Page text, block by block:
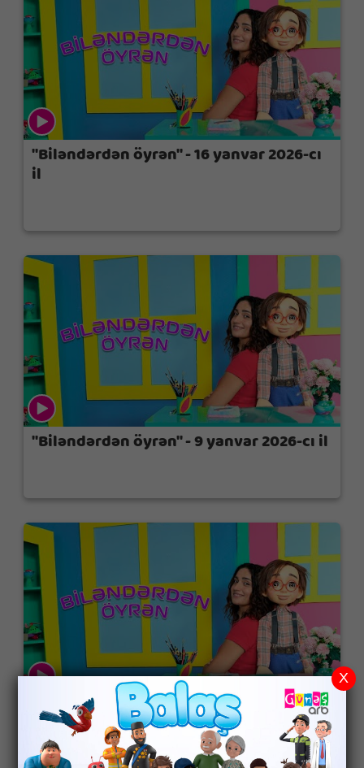
"Biləndərdən öyrən" - 16 yanvar 2026-cı
il
"Biləndərdən öyrən" - 9 yanvar 2026-cı il
"Biləndərdən öyrən" - 2 yanvar 2026-cı il
X